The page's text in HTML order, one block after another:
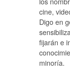
cine,
Digo en
fijarán e
minoría.